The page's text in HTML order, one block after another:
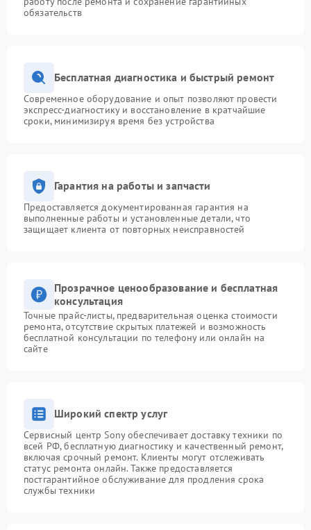
обязательств
Бесплатная диагностика и быстрый ремонт
Современное оборудование и опыт позволяют провести
экспресс-диагностику и восстановление в кратчайшие
сроки, минимизируя время без устройства
Гарантия на работы и запчасти
Предоставляется документированная гарантия на
выполненные работы и установленные детали, что
защищает клиента от повторных неисправностей
Прозрачное ценообразование и бесплатная
консультация
Точные прайс-листы, предварительная оценка стоимости
ремонта, отсутствие скрытых платежей и возможность
бесплатной консультации по телефону или онлайн на
сайте
Широкий спектр услуг
Сервисный центр Sony обеспечивает доставку техники по
всей РФ, бесплатную диагностику и качественный ремонт,
включая срочный ремонт. Клиенты могут отслеживать
статус ремонта онлайн. Также предоставляется
постгарантийное обслуживание для продления срока
службы техники